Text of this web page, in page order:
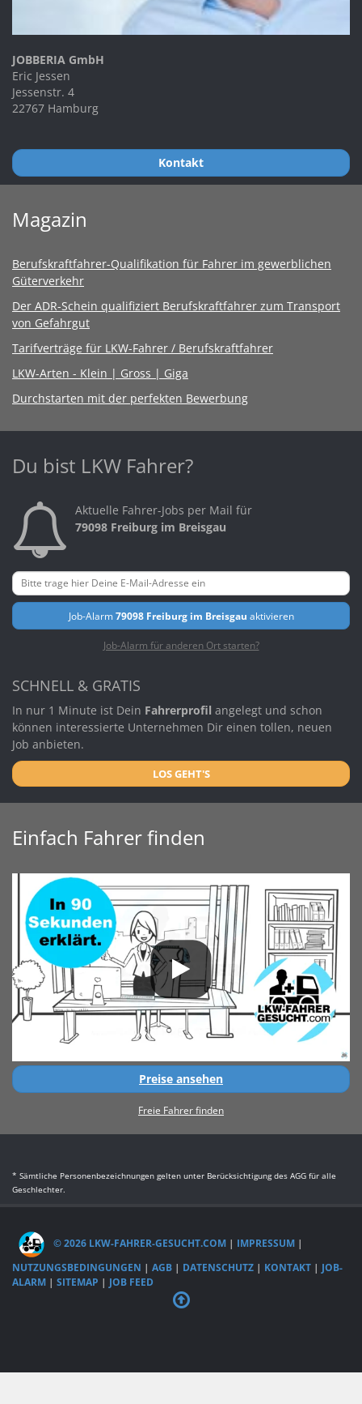
JOBBERIA GmbH
Eric Jessen
Jessenstr. 4
22767 Hamburg
Kontakt
Magazin
Berufskraftfahrer-Qualifikation für Fahrer im gewerblichen
Güterverkehr
Der ADR-Schein qualifiziert Berufskraftfahrer zum Transport
von Gefahrgut
Tarifverträge für LKW-Fahrer / Berufskraftfahrer
LKW-Arten - Klein | Gross | Giga
Durchstarten mit der perfekten Bewerbung
Du bist LKW Fahrer?
Aktuelle Fahrer-Jobs per Mail für
79098 Freiburg im Breisgau
Job-Alarm79098 Freiburg im Breisgau aktivieren
Job-Alarm für anderen Ort starten?
SCHNELL & GRATIS
In nur 1 Minute ist Dein Fahrerprofil angelegt und schon
können interessierte Unternehmen Dir einen tollen, neuen
Job anbieten.
LOS GEHT'S
Einfach Fahrer finden
Preise ansehen
Freie Fahrer finden
* Sämtliche Personenbezeichnungen gelten unter Berücksichtigung des AGG für alle
Geschlechter.
© 2026 LKW-FAHRER-GESUCHT.COM | IMPRESSUM |
NUTZUNGSBEDINGUNGEN | AGB | DATENSCHUTZ | KONTAKT | JOB-
ALARM | SITEMAP | JOB FEED